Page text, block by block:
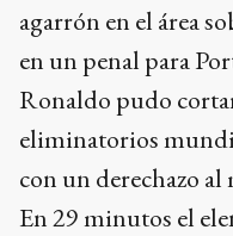
agarrón en el área
en un penal para
Ronaldo pudo
eliminatorios
con un derechazo al
En 29 minutos el